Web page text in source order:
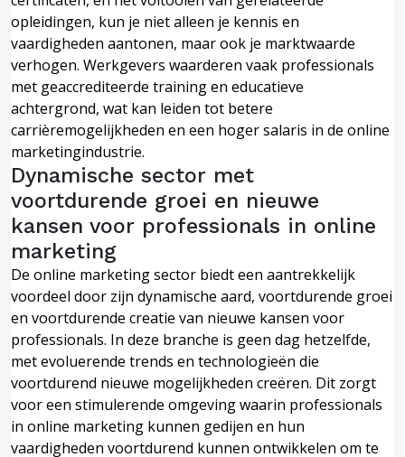
opleidingen, kun je niet alleen je kennis en
vaardigheden aantonen, maar ook je marktwaarde
verhogen. Werkgevers waarderen vaak professionals
met geaccrediteerde training en educatieve
achtergrond, wat kan leiden tot betere
carrièremogelijkheden en een hoger salaris in de online
marketingindustrie.
Dynamische sector met
voortdurende groei en nieuwe
kansen voor professionals in online
marketing
De online marketing sector biedt een aantrekkelijk
voordeel door zijn dynamische aard, voortdurende groei
en voortdurende creatie van nieuwe kansen voor
professionals. In deze branche is geen dag hetzelfde,
met evoluerende trends en technologieën die
voortdurend nieuwe mogelijkheden creëren. Dit zorgt
voor een stimulerende omgeving waarin professionals
in online marketing kunnen gedijen en hun
vaardigheden voortdurend kunnen ontwikkelen om te